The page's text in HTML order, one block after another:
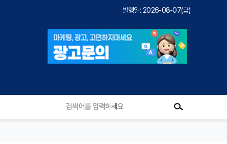
발행일: 2026-08-07(금)